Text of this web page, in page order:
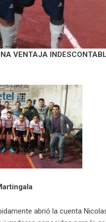
VENTAJA
abrió la cuenta